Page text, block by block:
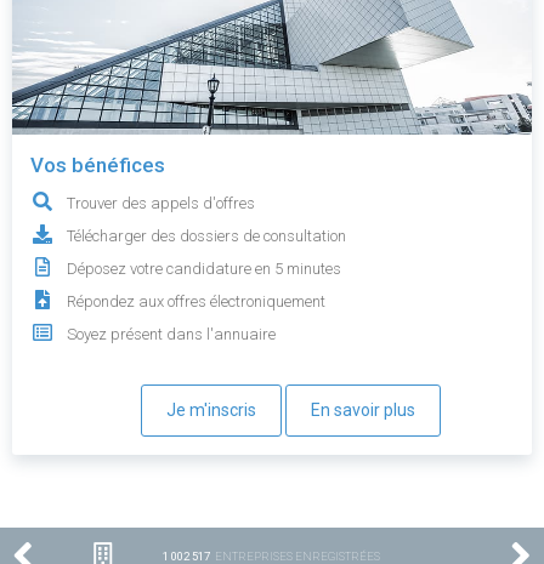
Vos bénéfices
Trouver des appels d'offres
Télécharger des dossiers de consultation
Déposez votre candidature en 5 minutes
Répondez aux offres électroniquement
Soyez présent dans l'annuaire
Je m'inscris En savoir plus
1 002 517 ENTREPRISES ENREGISTRÉES